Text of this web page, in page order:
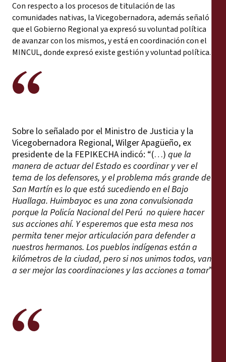
Con respecto a los procesos de titulación de las
comunidades nativas, la Vicegobernadora, además señaló
que el Gobierno Regional ya expresó su voluntad política
de avanzar con los mismos, y está en coordinación con el
MINCUL, donde expresó existe gestión y voluntad política.
Sobre lo señalado por el Ministro de Justicia y la
Vicegobernadora Regional, Wilger Apagüeño, ex
presidente de la FEPIKECHA indicó: “(…) que la
manera de actuar del Estado es coordinar y ver el
tema de los defensores, y el problema más grande de
San Martín es lo que está sucediendo en el Bajo
Huallaga. Huimbayoc es una zona convulsionada
porque la Policía Nacional del Perú no quiere hacer
sus acciones ahí. Y esperemos que esta mesa nos
permita tener mejor articulación para defender a
nuestros hermanos. Los pueblos indígenas están a
kilómetros de la ciudad, pero si nos unimos todos, van
a ser mejor las coordinaciones y las acciones a tomar”.